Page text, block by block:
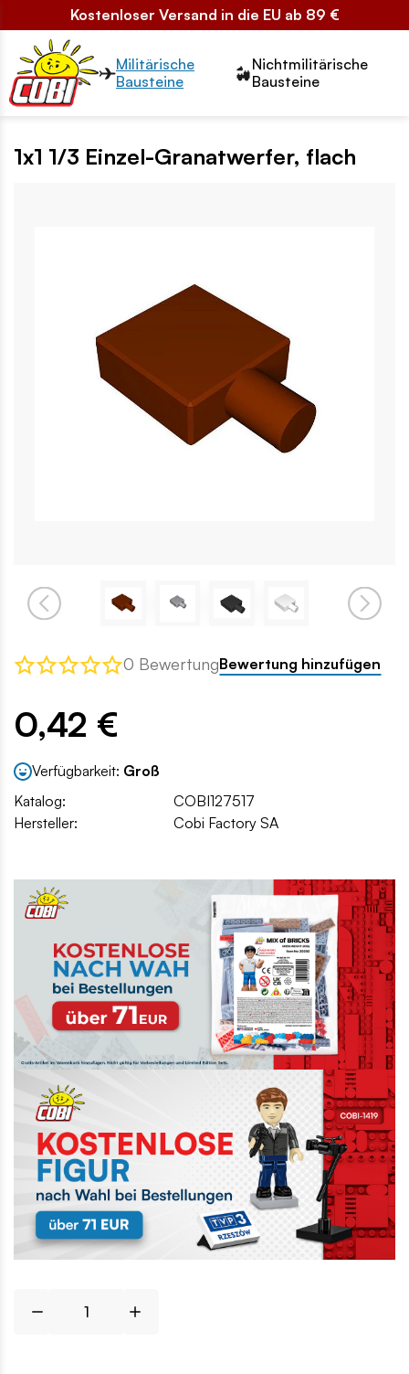
Kostenloser Versand in die EU ab 89 €
Przełącznik segmentów2
Militärische
Bausteine
Nichtmilitärische
Bausteine
1x1 1/3 Einzel-Granatwerfer, flach
0 BewertungBewertung hinzufügen
0,42 €
Verfügbarkeit: Groß
Katalog:
COBI127517
Hersteller:
Cobi Factory SA